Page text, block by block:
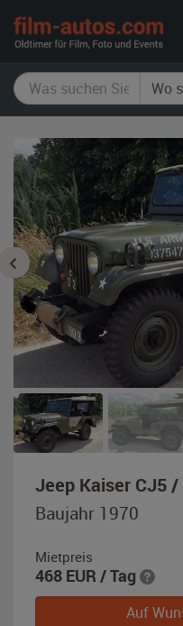
Jeep Kaiser CJ5 /
Baujahr 1970
Mietpreis
468 EUR / Tag
Auf